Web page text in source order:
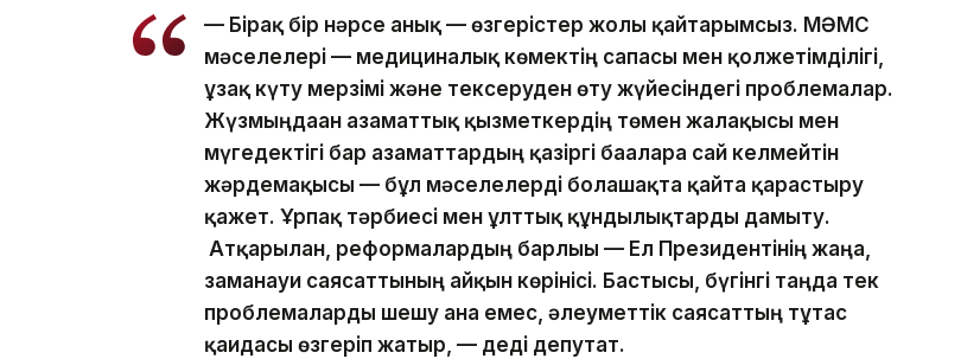
— Бірақ бір нәрсе анық — өзгерістер жолы қайтарымсыз. МӘМС
мәселелері — медициналық көмектің сапасы мен қолжетімділігі,
ұзақ күту мерзімі және тексеруден өту жүйесіндегі проблемалар.
Жүзмыңдаған азаматтық қызметкердің төмен жалақысы мен
мүгедектігі бар азаматтардың қазіргі бағаларға сай келмейтін
жәрдемақысы — бұл мәселелерді болашақта қайта қарастыру
қажет. Ұрпақ тәрбиесі мен ұлттық құндылықтарды дамыту.
Атқарылған, реформалардың барлығы — Ел Президентінің жаңа,
заманауи саясаттының айқын көрінісі. Бастысы, бүгінгі таңда тек
проблемаларды шешу ғана емес, әлеуметтік саясаттың тұтас
қағидасы өзгеріп жатыр, — деді депутат.